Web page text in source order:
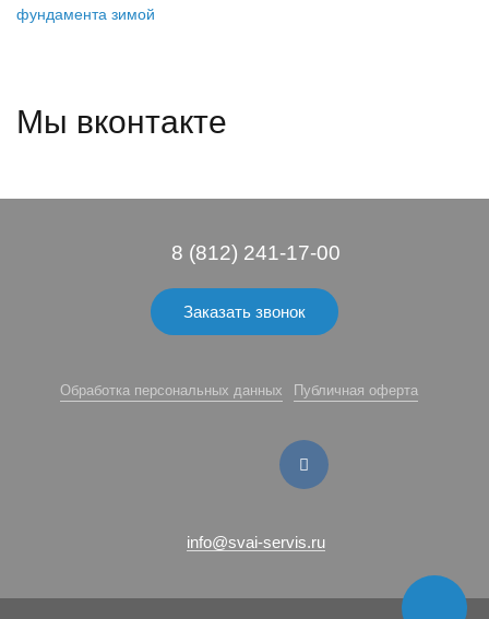
Мы вконтакте
8 (812) 241-17-00
Заказать звонок
Обработка персональных данных Публичная оферта
info@svai-servis.ru